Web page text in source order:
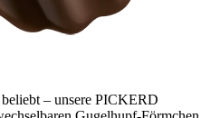
– unsere PICKERD